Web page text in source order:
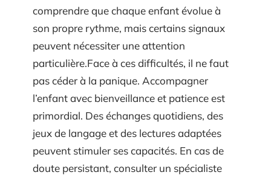
comprendre que chaque enfant évolue à
son propre rythme, mais certains signaux
peuvent nécessiter une attention
particulière.Face à ces difficultés, il ne faut
pas céder à la panique. Accompagner
l’enfant avec bienveillance et patience est
primordial. Des échanges quotidiens, des
jeux de langage et des lectures adaptées
peuvent stimuler ses capacités. En cas de
doute persistant, consulter un spécialiste